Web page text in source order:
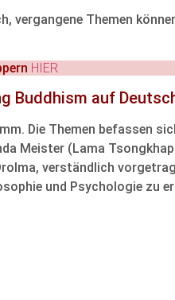
vergangene Themen
HIER
Buddhism auf
Die Themen befassen
Meister (Lama
verständlich
und Psychologie